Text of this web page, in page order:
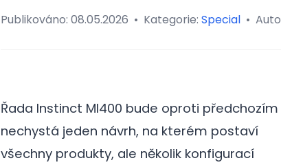
Publikováno: 08.05.2026 • Kategorie: Special •
Řada Instinct MI400 bude oproti
nechystá jeden návrh, na kterém postaví
všechny produkty, ale několik konfigurací